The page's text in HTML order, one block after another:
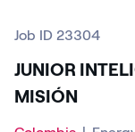
Job ID 23304
JUNIOR
MISIÓN